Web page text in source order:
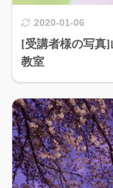
2020-01-06
[受講者様の写真
教室